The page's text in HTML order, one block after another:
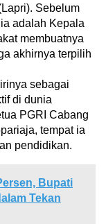
Sebelum
adalah Kepala
membuatnya
akhirnya terpilih
sebagai
di dunia
PGRI Cabang
tempat ia
pendidikan.
Bupati
Tekan